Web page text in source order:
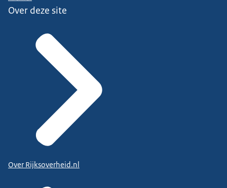
Over deze site
Over Rijksoverheid.nl